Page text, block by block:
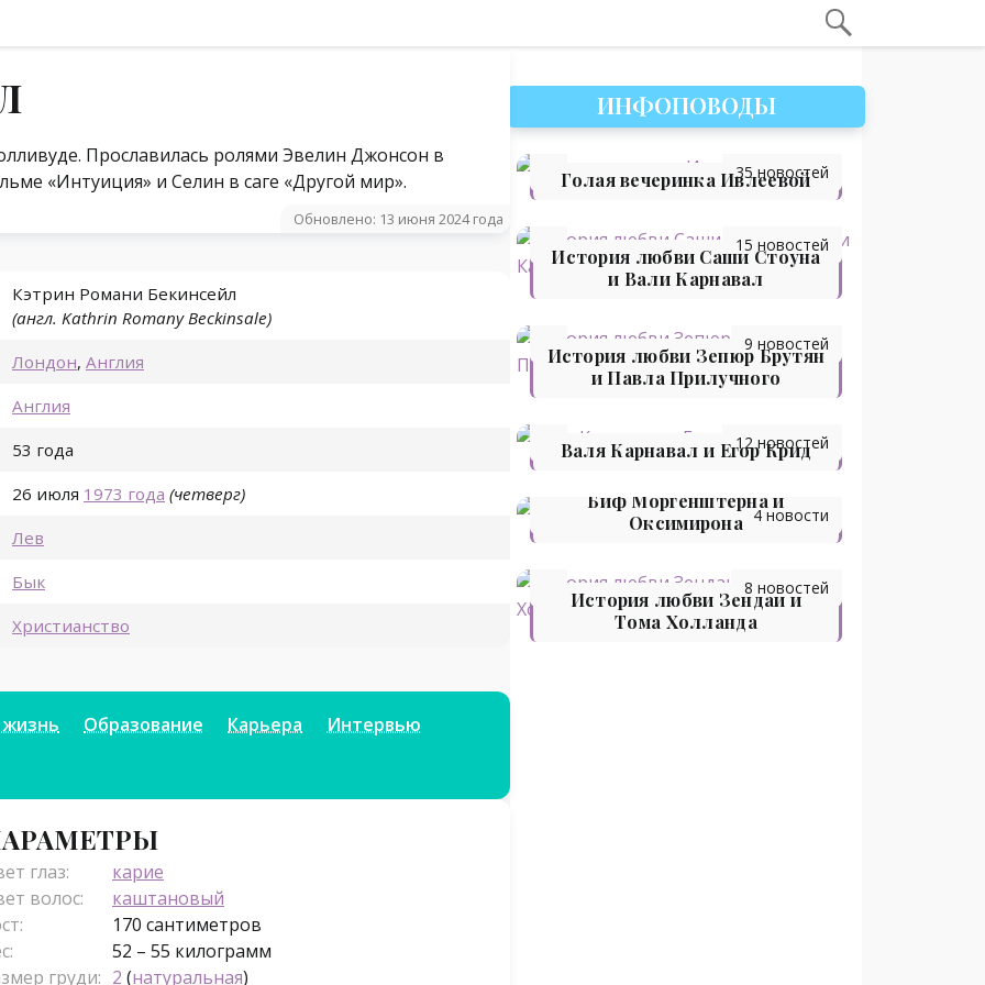
Прославилась ролями Эвелин Джонсон в
«Интуиция» и Селин в саге «Другой мир».
Обновлено: 13 июня 2024 года
Кэтрин Романи Бекинсейл
(англ. Kathrin Romany Beckinsale)
Лондон, Англия
Англия
53 года
26 июля 1973 года (четверг)
Лев
Бык
Христианство
Образование Карьера
Интервью
глаз:
карие
волос:
каштановый
170 сантиметров
52 – 55 килограмм
груди: 2 (натуральная)
ИНФОПОВОДЫ
Голая вечеринка Ивлеевой
35 новостей
История любви Саши Стоуна
и Вали Карнавал
15 новостей
История любви Зепюр Брутян
и Павла Прилучного
9 новостей
Валя Карнавал и Егор Крид
12 новостей
Биф Моргенштерна и
Оксимирона 4 новости
История любви Зендаи и
Тома Холланда
8 новостей